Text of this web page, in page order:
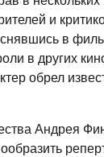
и
в
в других
обрел
Андрея